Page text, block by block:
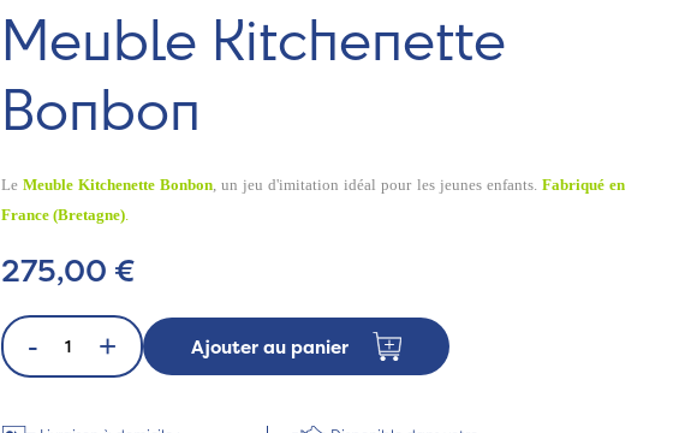
Meuble Kitchenette
Bonbon
Le Meuble Kitchenette Bonbon, un jeu d'imitation idéal pour les jeunes enfants. Fabriqué en
France (Bretagne).
275,00 €
- + Ajouter au panier